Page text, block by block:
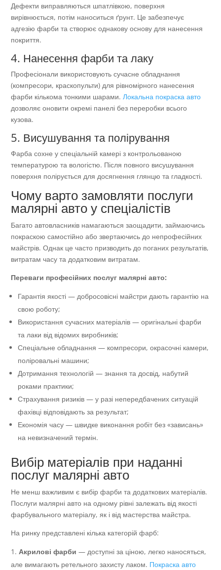
Дефекти виправляються шпатлівкою, поверхня
вирівнюється, потім наноситься ґрунт. Це забезпечує
адгезію фарби та створює однакову основу для нанесення
покриття.
4. Нанесення фарби та лаку
Професіонали використовують сучасне обладнання
(компресори, краскопульти) для рівномірного нанесення
фарби кількома тонкими шарами. Локальна покраска авто
дозволяє оновити окремі панелі без переробки всього
кузова.
5. Висушування та полірування
Фарба сохне у спеціальній камері з контрольованою
температурою та вологістю. Після повного висушування
поверхня полірується для досягнення глянцю та гладкості.
Чому варто замовляти послуги
малярні авто у спеціалістів
Багато автовласників намагаються заощадити, займаючись
покраскою самостійно або звертаючись до непрофесійних
майстрів. Однак це часто призводить до поганих результатів,
витратам часу та додатковим витратам.
Переваги професійних послуг малярні авто:
Гарантія якості — добросовісні майстри дають гарантію на
свою роботу;
Використання сучасних матеріалів — оригінальні фарби
та лаки від відомих виробників;
Спеціальне обладнання — компресори, окрасочні камери,
поліровальні машини;
Дотримання технологій — знання та досвід, набутий
роками практики;
Страхування ризиків — у разі непередбачених ситуацій
фахівці відповідають за результат;
Економія часу — швидке виконання робіт без «зависань»
на невизначений термін.
Вибір матеріалів при наданні
послуг малярні авто
Не менш важливим є вибір фарби та додаткових матеріалів.
Послуги малярні авто на одному рівні залежать від якості
фарбувального матеріалу, як і від мастерства майстра.
На ринку представлені кілька категорій фарб:
Акрилові фарби — доступні за ціною, легко наносяться,
але вимагають ретельного захисту лаком. Покраска авто